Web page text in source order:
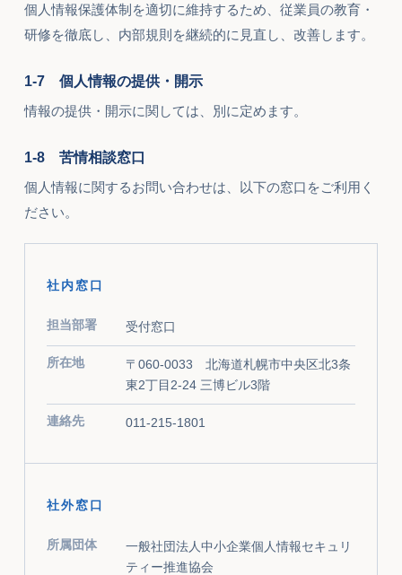
個人情報保護体制を適切に維持するため、従業員の教育・
研修を徹底し、内部規則を継続的に見直し、改善します。
1-7 個人情報の提供・開示
情報の提供・開示に関しては、別に定めます。
1-8 苦情相談窓口
個人情報に関するお問い合わせは、以下の窓口をご利用く
ださい。
社内窓口
担当部署 受付窓口
所在地
〒060-0033 北海道札幌市中央区北3条
東2丁目2-24 三博ビル3階
連絡先 011-215-1801
社外窓口
所属団体
一般社団法人中小企業個人情報セキュリ
ティー推進協会